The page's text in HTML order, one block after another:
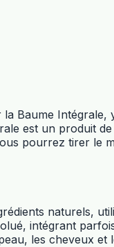
Baume
est un
pourrez tirer
naturels,
intégrant
les cheveux et